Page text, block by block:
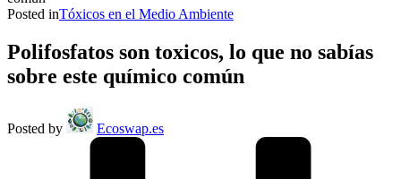
Posted inTóxicos en el Medio Ambiente
Polifosfatos son toxicos, lo que no sabías
sobre este químico común
Posted by Ecoswap.es